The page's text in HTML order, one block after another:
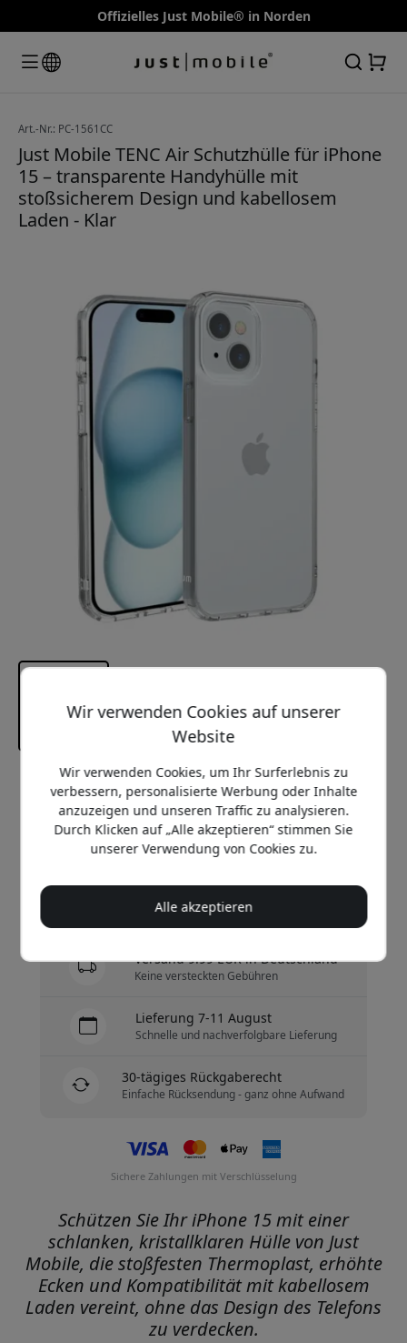
Offizielles Just Mobile® in Norden
Art.-Nr.: PC-1561CC
Just Mobile TENC Air Schutzhülle für iPhone
15 – transparente Handyhülle mit
stoßsicherem Design und kabellosem
Laden - Klar
Empfohlener Preis
29.99 EUR
Jetzt kaufen
Auf Lager - versandbereit
Versand 9.99 EUR in Deutschland
Keine versteckten Gebühren
Lieferung 7-11 August
Schnelle und nachverfolgbare Lieferung
30-tägiges Rückgaberecht
Einfache Rücksendung - ganz ohne Aufwand
Sichere Zahlungen mit Verschlüsselung
Schützen Sie Ihr iPhone 15 mit einer
schlanken, kristallklaren Hülle von Just
Mobile, die stoßfesten Thermoplast, erhöhte
Ecken und Kompatibilität mit kabellosem
Laden vereint, ohne das Design des Telefons
zu verdecken.
Wir verwenden Cookies auf unserer
Website
Wir verwenden Cookies, um Ihr Surferlebnis zu
verbessern, personalisierte Werbung oder Inhalte
anzuzeigen und unseren Traffic zu analysieren.
Durch Klicken auf „Alle akzeptieren“ stimmen Sie
unserer Verwendung von Cookies zu.
Alle akzeptieren